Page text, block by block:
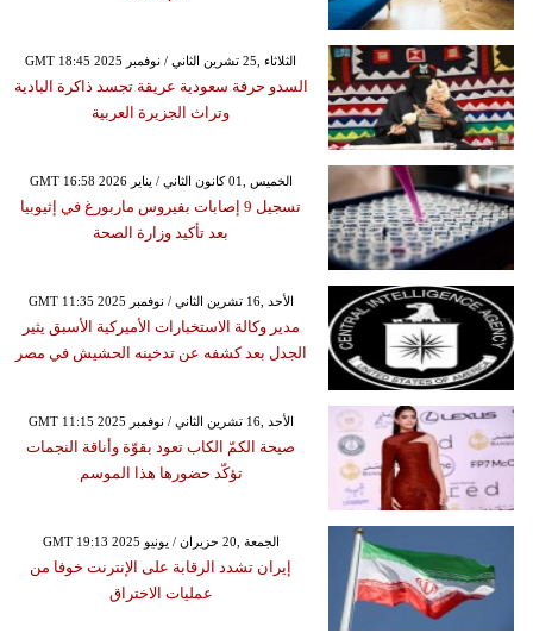
GMT 18:45 2025 الثلاثاء ,25 تشرين الثاني / نوفمبر
السدو حرفة سعودية عريقة تجسد ذاكرة البادية
وتراث الجزيرة العربية
GMT 16:58 2026 الخميس ,01 كانون الثاني / يناير
تسجيل 9 إصابات بفيروس ماربورغ في إثيوبيا
بعد تأكيد وزارة الصحة
GMT 11:35 2025 الأحد ,16 تشرين الثاني / نوفمبر
مدير وكالة الاستخبارات الأميركية الأسبق يثير
الجدل بعد كشفه عن تدخينه الحشيش في مصر
GMT 11:15 2025 الأحد ,16 تشرين الثاني / نوفمبر
صيحة الكمّ الكاب تعود بقوّة وأناقة النجمات
تؤكّد حضورها هذا الموسم
GMT 19:13 2025 الجمعة ,20 حزيران / يونيو
إيران تشدد الرقابة على الإنترنت خوفا من
عمليات الاختراق